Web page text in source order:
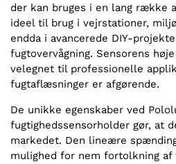
der kan bruges i en lang række
ideel til brug i vejrstationer,
endda i avancerede DIY-
fugtovervågning. Sensorens
velegnet til professionelle
fugtaflæsninger er afgørende.
De unikke egenskaber ved
fugtighedssensorholder gør, at
markedet. Den lineære
mulighed for nem fortolkning af